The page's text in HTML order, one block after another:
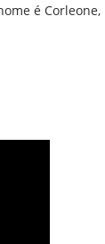
é Corleone,